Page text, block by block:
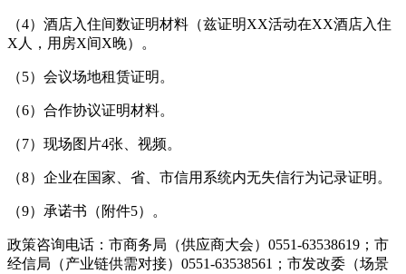
（4）酒店入住间数证明材料（兹证明XX活动在XX酒店入住
X人，用房X间X晚）。
（5）会议场地租赁证明。
（6）合作协议证明材料。
（7）现场图片4张、视频。
（8）企业在国家、省、市信用系统内无失信行为记录证明。
（9）承诺书（附件5）。
政策咨询电话：市商务局（供应商大会）0551-63538619；市
经信局（产业链供需对接）0551-63538561；市发改委（场景